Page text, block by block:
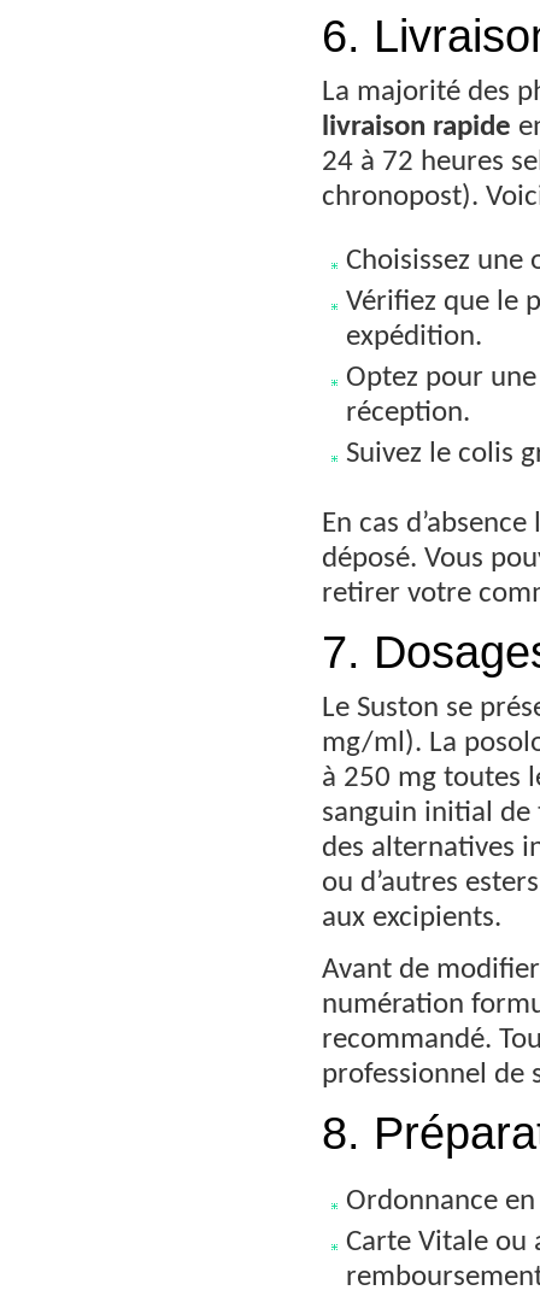
6.
La majorité des
livraison rapide
24 à 72 heures
chronopost).
Choisissez une
Vérifiez que le
expédition.
Optez pour
réception.
Suivez le colis
En cas
déposé. Vous
retirer votre
7.
Le Suston se
mg/ml). La
à 250 mg toutes
sanguin initial de
des alternatives
ou d’autres
aux excipients.
Avant de
numération
recommandé.
professionnel de
8.
Ordonnance
Carte Vitale